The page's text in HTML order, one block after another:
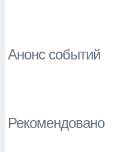
Анонс событий
Рекомендовано